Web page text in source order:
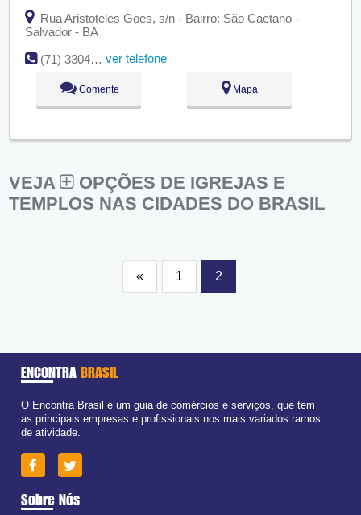
Rua Aristoteles Goes, s/n - Bairro: São Caetano -
Salvador - BA
(71) 3304-5387
ver telefone
Comente Mapa
VEJA
OPÇÕES DE IGREJAS E
TEMPLOS NAS CIDADES DO BRASIL
« 1 2
ENCONTRA BRASIL
O Encontra Brasil é um guia de comércios e serviços, que tem
as principais empresas e profissionais nos mais variados ramos
de atividade.
Sobre Nós